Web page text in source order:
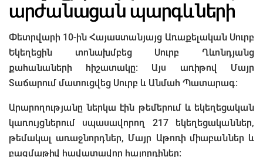
արժանացան պարգևների
Փետրվարի 10-ին Հայաստանյայց Առաքելական Սուրբ
Եկեղեցին տոնախմբեց Սուրբ Ղևոնդյանց
քահանաների հիշատակը։ Այս առիթով Մայր
Տաճարում մատուցվեց Սուրբ և Անմահ Պատարագ։
Արարողությանը ներկա էին թեմերում և եկեղեցական
կառույցներում սպասավորող 217 եկեղեցականներ,
թեմակալ առաջնորդներ, Մայր Աթոռի միաբաններ և
բազմաթիվ հավատավոր հայորդիներ։